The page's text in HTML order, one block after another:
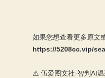
如果您想查看更多原文
https://5208cc.vip/
⚠️ 伍爱图文社-智判AI温